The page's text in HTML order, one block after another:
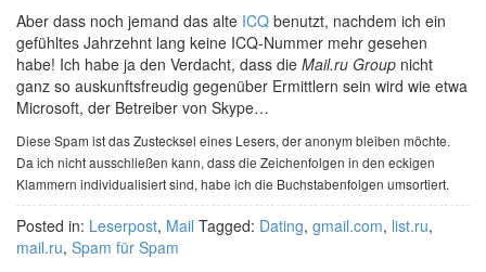
Aber dass noch jemand das alte ICQ benutzt, nachdem ich ein
gefühltes Jahrzehnt lang keine ICQ-Nummer mehr gesehen
habe! Ich habe ja den Verdacht, dass die Mail.ru Group nicht
ganz so auskunftsfreudig gegenüber Ermittlern sein wird wie etwa
Microsoft, der Betreiber von Skype…
Diese Spam ist das Zustecksel eines Lesers, der anonym bleiben möchte.
Da ich nicht ausschließen kann, dass die Zeichenfolgen in den eckigen
Klammern individualisiert sind, habe ich die Buchstabenfolgen umsortiert.
Posted in: Leserpost, Mail Tagged: Dating, gmail.com, list.ru,
mail.ru, Spam für Spam